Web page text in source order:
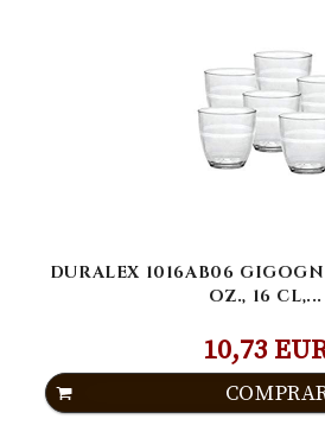
DURALEX 1016AB06
OZ., 16 CL,...
10,73